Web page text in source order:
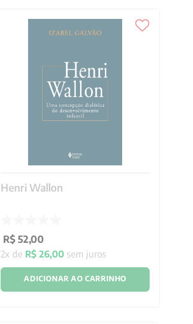
Henri Wallon
R$ 52,00
2x de R$ 26,00 sem juros
ADICIONAR AO CARRINHO